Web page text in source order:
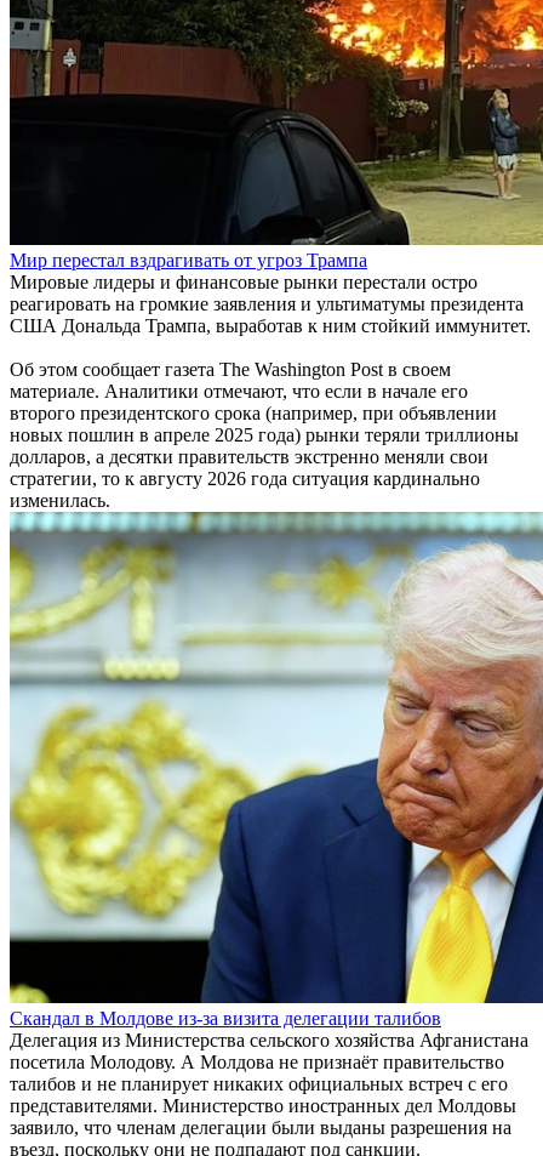
Мир перестал вздрагивать от угроз Трампа
Мировые лидеры и финансовые рынки перестали остро
реагировать на громкие заявления и ультиматумы президента
США Дональда Трампа, выработав к ним стойкий иммунитет.
Об этом сообщает газета The Washington Post в своем
материале. Аналитики отмечают, что если в начале его
второго президентского срока (например, при объявлении
новых пошлин в апреле 2025 года) рынки теряли триллионы
долларов, а десятки правительств экстренно меняли свои
стратегии, то к августу 2026 года ситуация кардинально
изменилась.
Скандал в Молдове из-за визита делегации талибов
Делегация из Министерства сельского хозяйства Афганистана
посетила Молодову. А Молдова не признаёт правительство
талибов и не планирует никаких официальных встреч с его
представителями. Министерство иностранных дел Молдовы
заявило, что членам делегации были выданы разрешения на
въезд, поскольку они не подпадают под санкции.